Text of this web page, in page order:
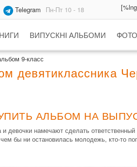
Telegram Пн-Пт 10 - 18
ВИПУСКНІ АЛЬБОМИ
9-класс
девятиклассника
АЛЬБОМ НА
и девочки намечают сделать
бы ни остановилась молодежь, кто-то